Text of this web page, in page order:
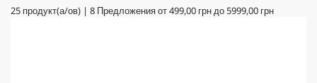
25 продукт(а/ов) | 8 Предложения от499,00 грндо5999,00 грн